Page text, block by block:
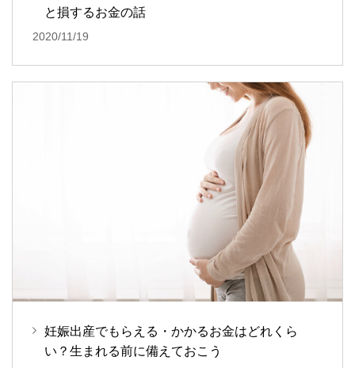
と損するお金の話
2020/11/19
妊娠出産でもらえる・かかるお金はどれくら
い？生まれる前に備えておこう